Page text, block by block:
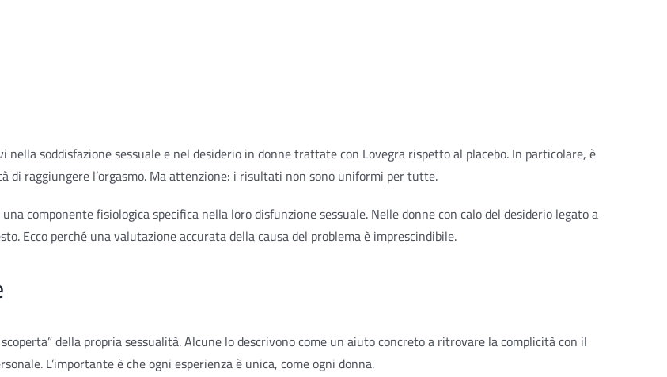
soddisfazione sessuale e nel desiderio in donne trattate con Lovegra rispetto al placebo. In particolare, è
raggiungere l’orgasmo. Ma attenzione: i risultati non sono uniformi per tutte.
componente fisiologica specifica nella loro disfunzione sessuale. Nelle donne con calo del desiderio legato a
Ecco perché una valutazione accurata della causa del problema è imprescindibile.
della propria sessualità. Alcune lo descrivono come un aiuto concreto a ritrovare la complicità con il
L’importante è che ogni esperienza è unica, come ogni donna.